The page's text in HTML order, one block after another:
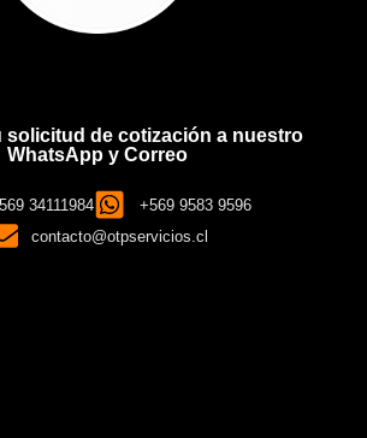
solicitud de cotización a nuestro
WhatsApp y Correo
34111984
+569 9583 9596
contacto@otpservicios.cl